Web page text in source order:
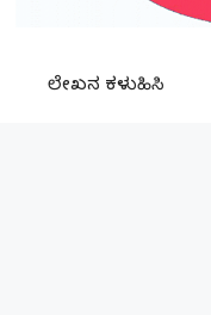
ಲೇಖನ ಕಳುಹಿಸಿ